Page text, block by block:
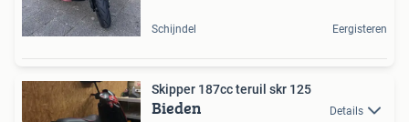
Schijndel Eergisteren
Skipper 187cc teruil skr 125
Bieden Details